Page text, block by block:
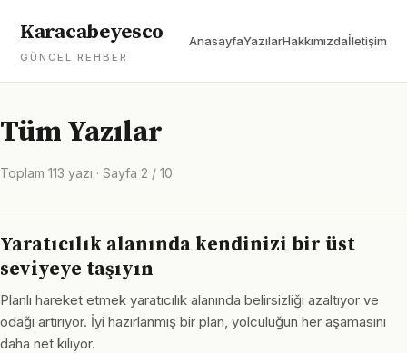
Karacabeyesco
GÜNCEL REHBER
AnasayfaYazılarHakkımızdaİletişim
Tüm Yazılar
Toplam 113 yazı · Sayfa 2 / 10
Yaratıcılık alanında kendinizi bir üst
seviyeye taşıyın
Planlı hareket etmek yaratıcılık alanında belirsizliği azaltıyor ve
odağı artırıyor. İyi hazırlanmış bir plan, yolculuğun her aşamasını
daha net kılıyor.